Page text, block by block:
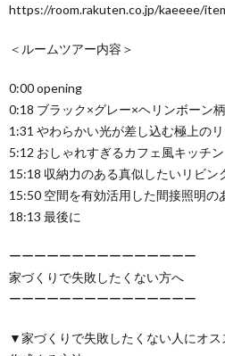
https://room.rakuten.co.jp/kaeeee/
＜ルームツアー内容＞
0:00 opening
0:18 ブラック×グレー×ヘリンボーン
1:31 やわらかい光が差し込む極上の
5:12 おしゃれすぎるカフェ風キッチ
15:18 収納力のある真似したいリビン
15:50 空間を有効活用した間接照明の
18:13 最後に
ーーーーーーーーーーーーーーー
家づくりで失敗したくない方へ
ーーーーーーーーーーーーーーー
▼家づくりで失敗したくない人にオ